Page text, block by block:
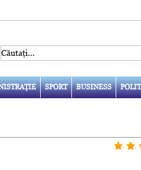
SPORT BUSINESS